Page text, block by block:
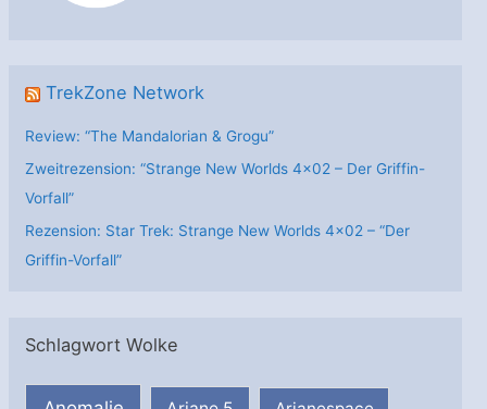
TrekZone Network
Review: “The Mandalorian & Grogu”
Zweitrezension: “Strange New Worlds 4×02 – Der Griffin-
Vorfall”
Rezension: Star Trek: Strange New Worlds 4×02 – “Der
Griffin-Vorfall”
Schlagwort Wolke